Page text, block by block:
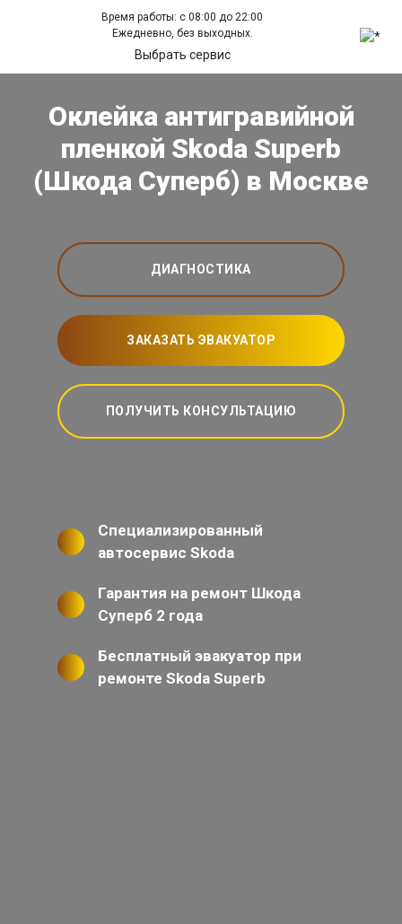
Время работы: с 08:00 до 22:00
Ежедневно, без выходных.
Выбрать сервис
Оклейка антигравийной
пленкой Skoda Superb
(Шкода Суперб) в Москве
ДИАГНОСТИКА
ЗАКАЗАТЬ ЭВАКУАТОР
ПОЛУЧИТЬ КОНСУЛЬТАЦИЮ
Специализированный
автосервис Skoda
Гарантия на ремонт Шкода
Суперб 2 года
Бесплатный эвакуатор при
ремонте Skoda Superb